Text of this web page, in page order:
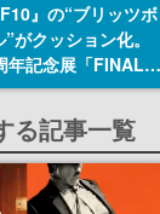
』の“ブリッツボ
”がクッション化。
年記念展「FINAL
X MUSEUM-
記憶-」のグッズ情
一部公開
る記事一覧